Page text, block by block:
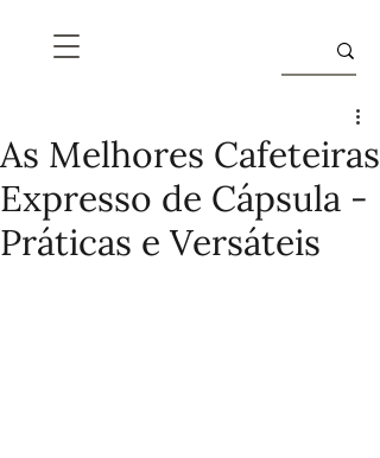
As Melhores Cafeteiras
Expresso de Cápsula -
Práticas e Versáteis